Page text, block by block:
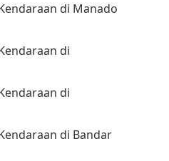
di Manado
di
di
di Bandar